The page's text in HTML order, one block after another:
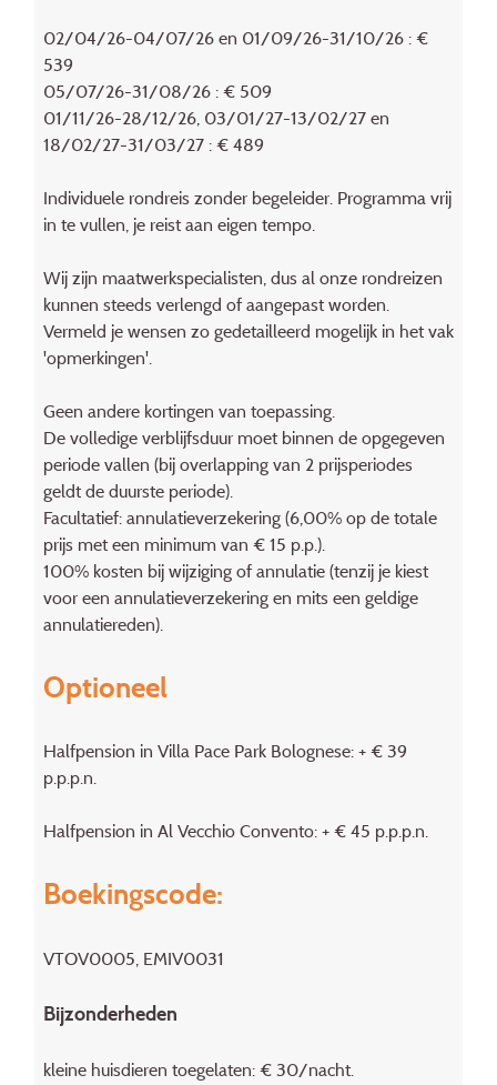
02/04/26-04/07/26 en 01/09/26-31/10/26 : €
539
05/07/26-31/08/26 : € 509
01/11/26-28/12/26, 03/01/27-13/02/27 en
18/02/27-31/03/27 : € 489
Individuele rondreis zonder begeleider. Programma vrij
in te vullen, je reist aan eigen tempo.
Wij zijn maatwerkspecialisten, dus al onze rondreizen
kunnen steeds verlengd of aangepast worden.
Vermeld je wensen zo gedetailleerd mogelijk in het vak
'opmerkingen'.
Geen andere kortingen van toepassing.
De volledige verblijfsduur moet binnen de opgegeven
periode vallen (bij overlapping van 2 prijsperiodes
geldt de duurste periode).
Facultatief: annulatieverzekering (6,00% op de totale
prijs met een minimum van € 15 p.p.).
100% kosten bij wijziging of annulatie (tenzij je kiest
voor een annulatieverzekering en mits een geldige
annulatiereden).
Optioneel
Halfpension in Villa Pace Park Bolognese: + € 39
p.p.p.n.
Halfpension in Al Vecchio Convento: + € 45 p.p.p.n.
Boekingscode:
VTOV0005, EMIV0031
Bijzonderheden
kleine huisdieren toegelaten: € 30/nacht.